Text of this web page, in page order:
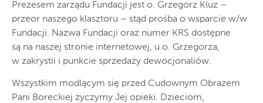
Prezesem zarządu Fundacji jest o. Grzegorz Kluz –
przeor naszego klasztoru – stąd prośba o wsparcie w/w
Fundacji. Nazwa Fundacji oraz numer KRS dostępne
są na naszej stronie internetowej, u o. Grzegorza,
w zakrystii i punkcie sprzedaży dewocjonaliów.
Wszystkim modlącym się przed Cudownym Obrazem
Pani Boreckiej życzymy Jej opieki. Dzieciom,